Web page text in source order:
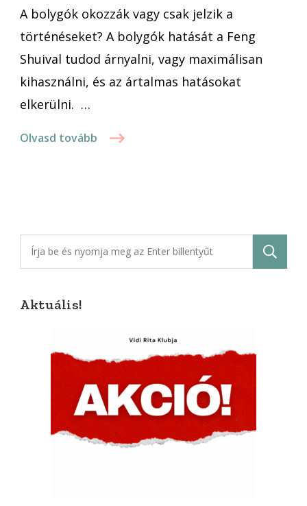
A bolygók okozzák vagy csak jelzik a
történéseket? A bolygók hatását a Feng
Shuival tudod árnyalni, vagy maximálisan
kihasználni, és az ártalmas hatásokat
elkerülni. …
Olvasd tovább
Keresés:
Aktuális!